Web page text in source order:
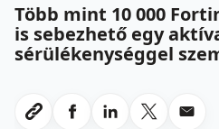
Több mint 10 000
is sebezhető egy
sérülékenységgel
Link masolasa
MegosztasMegosztasMegosztas